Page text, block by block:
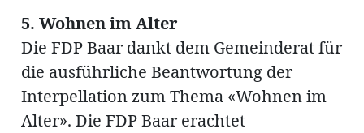
5. Wohnen im Alter
Die FDP Baar dankt dem Gemeinderat für
die ausführliche Beantwortung der
Interpellation zum Thema «Wohnen im
Alter». Die FDP Baar erachtet